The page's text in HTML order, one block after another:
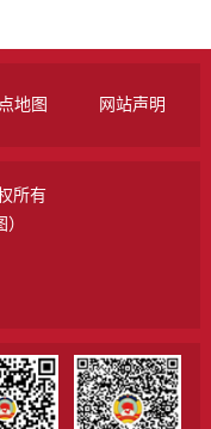
地图 网站声明
所有
）